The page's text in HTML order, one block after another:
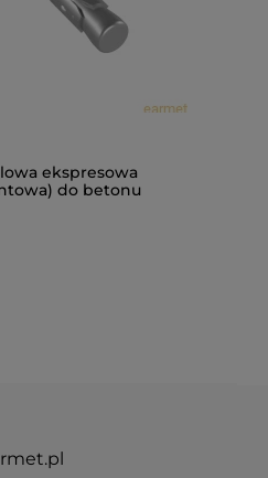
ekspresowa
do betonu